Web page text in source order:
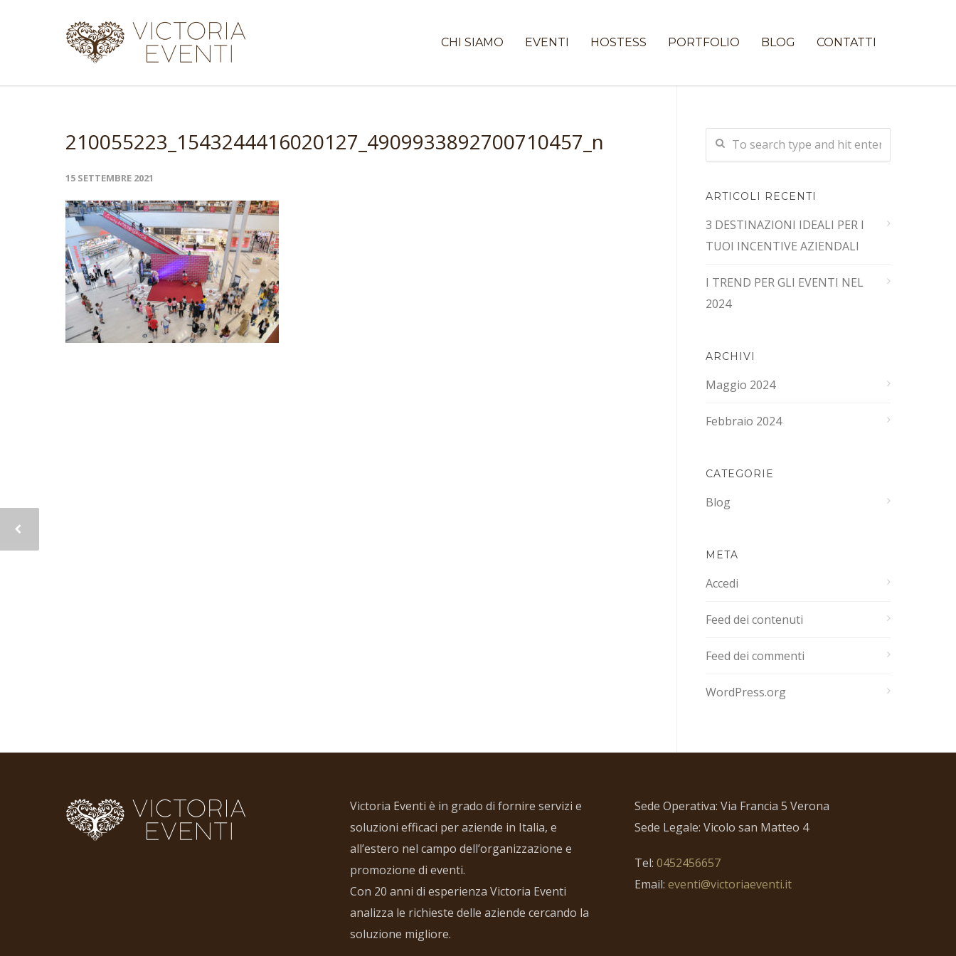
CHI SIAMO EVENTI HOSTESS PORTFOLIO BLOG CONTATTI
210055223_1543244416020127_4909933892700710457_n
15 SETTEMBRE 2021
ARTICOLI RECENTI
3 DESTINAZIONI IDEALI PER I
TUOI INCENTIVE AZIENDALI
I TREND PER GLI EVENTI NEL
2024
ARCHIVI
Maggio 2024
Febbraio 2024
CATEGORIE
Blog
META
Accedi
Feed dei contenuti
Feed dei commenti
WordPress.org
Victoria Eventi è in grado di fornire servizi e
soluzioni efficaci per aziende in Italia, e
all’estero nel campo dell’organizzazione e
promozione di eventi.
Con 20 anni di esperienza Victoria Eventi
analizza le richieste delle aziende cercando la
soluzione migliore.
Sede Operativa: Via Francia 5 Verona
Sede Legale: Vicolo san Matteo 4
Tel: 0452456657
Email: eventi@victoriaeventi.it